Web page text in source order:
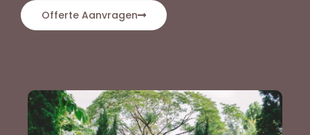
Offerte Aanvragen